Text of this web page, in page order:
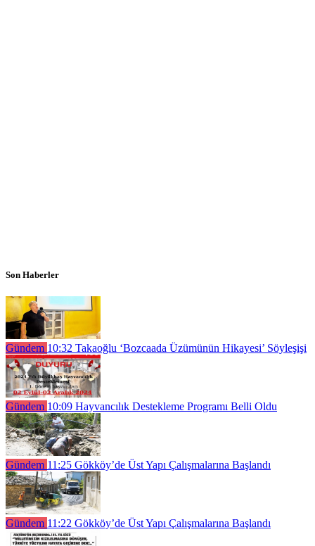
Son Haberler
Gündem 10:32 Takaoğlu ‘Bozcaada Üzümünün Hikayesi’ Söyleşişi
Gündem 10:09 Hayvancılık Destekleme Programı Belli Oldu
Gündem 11:25 Gökköy’de Üst Yapı Çalışmalarına Başlandı
Gündem 11:22 Gökköy’de Üst Yapı Çalışmalarına Başlandı